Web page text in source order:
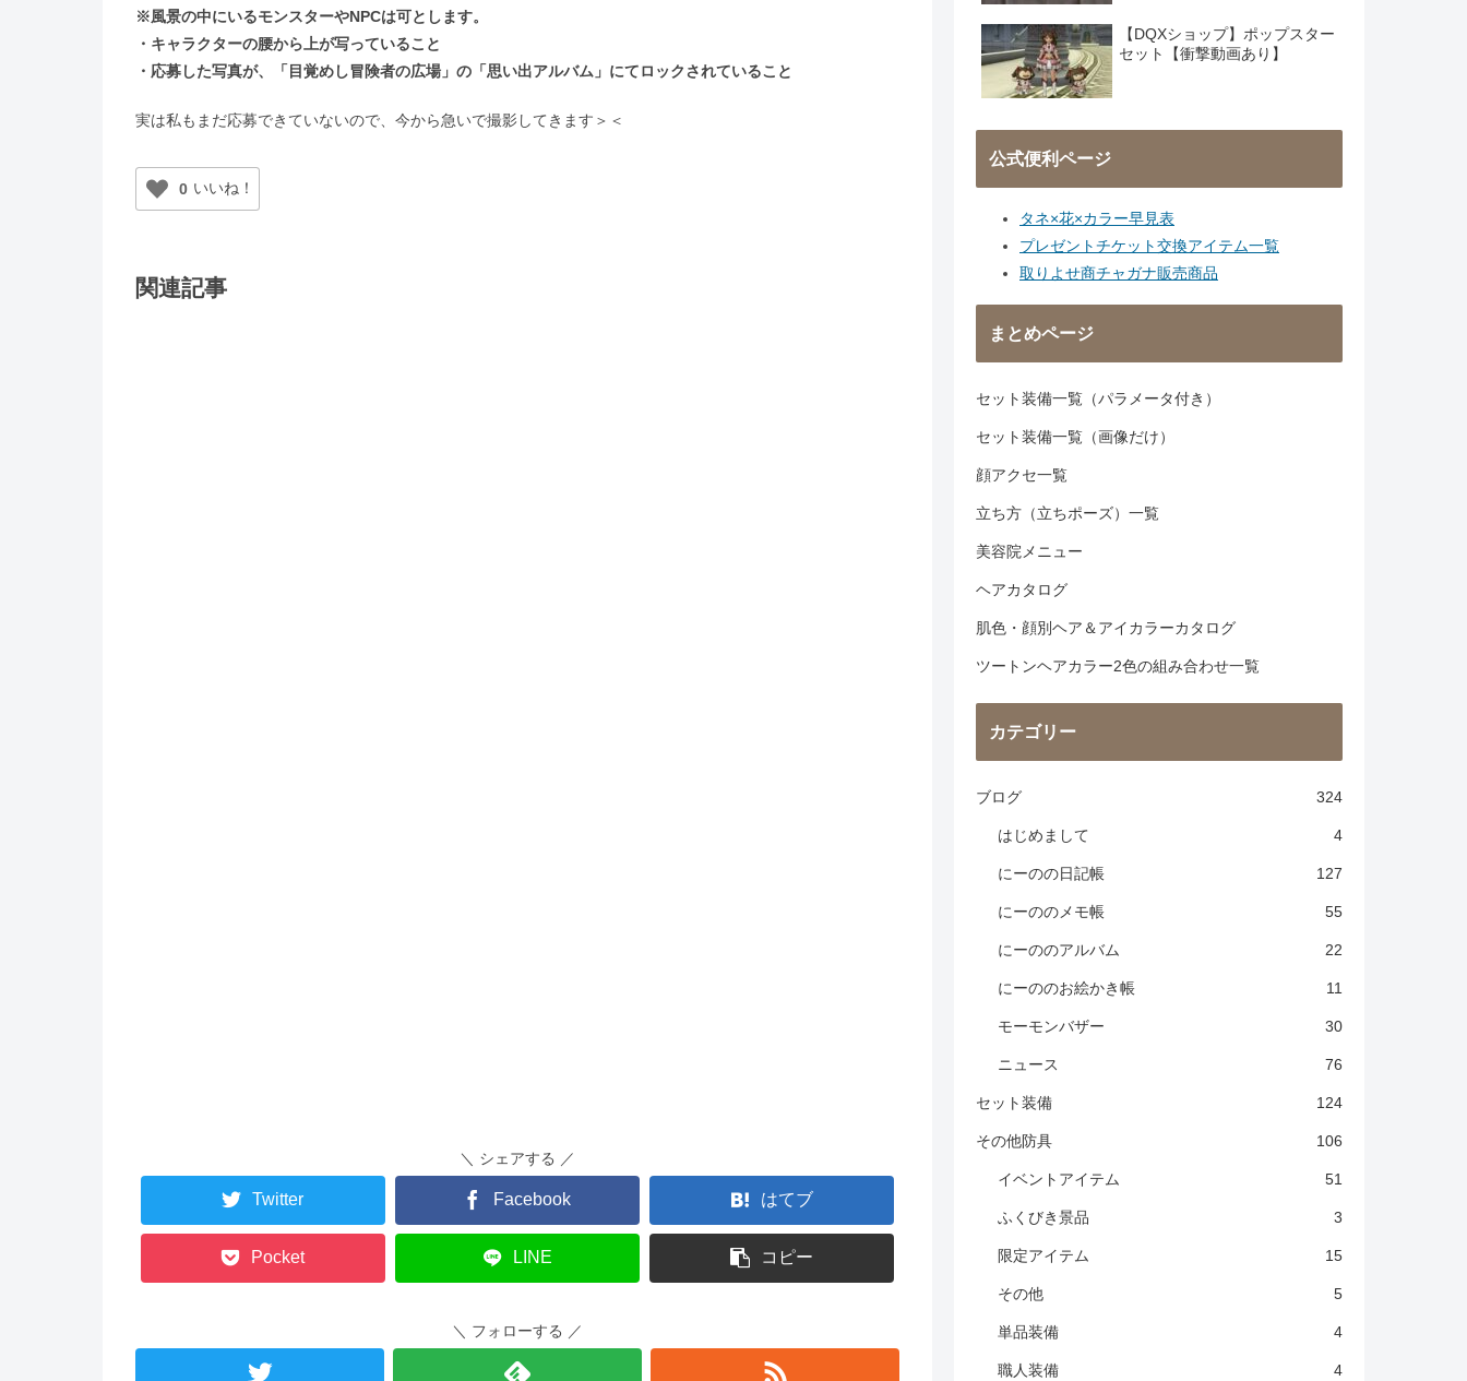
※風景の中にいるモンスターやNPCは可とします。
・キャラクターの腰から上が写っていること
・応募した写真が、「目覚めし冒険者の広場」の「思い出アルバム」にてロックされていること
実は私もまだ応募できていないので、今から急いで撮影してきます＞＜
0
関連記事
＼ シェアする ／
Twitter Facebook はてブ
Pocket LINE コピー
＼ フォローする ／
【DQXショップ】ポップスター
セット【衝撃動画あり】
公式便利ページ
タネ×花×カラー早見表
プレゼントチケット交換アイテム一覧
取りよせ商チャガナ販売商品
まとめページ
セット装備一覧（パラメータ付き）
セット装備一覧（画像だけ）
顔アクセ一覧
立ち方（立ちポーズ）一覧
美容院メニュー
ヘアカタログ
肌色・顔別ヘア＆アイカラーカタログ
ツートンヘアカラー2色の組み合わせ一覧
カテゴリー
ブログ 324
はじめまして 4
にーのの日記帳 127
にーののメモ帳 55
にーののアルバム 22
にーののお絵かき帳 11
モーモンバザー 30
ニュース 76
セット装備 124
その他防具 106
イベントアイテム 51
ふくびき景品 3
限定アイテム 15
その他 5
単品装備 4
職人装備 4